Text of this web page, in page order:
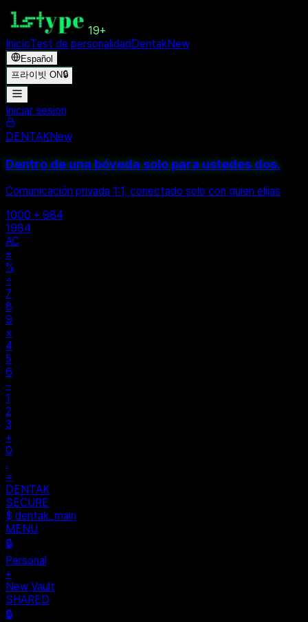
19+
InicioTest de personalidadDentakNew
Español
프라이빗 ON🔒
Iniciar sesion
DENTAKNew
Dentro de una bóveda solo para ustedes dos.
Comunicación privada 1:1, conectado solo con quien elijas
1000 + 984
1984
AC
±
%
÷
7
8
9
×
4
5
6
−
1
2
3
+
0
.
=
DENTAK
SECURE
$ dentak_main
MENU
🔒
Personal
+
New Vault
SHARED
🔒